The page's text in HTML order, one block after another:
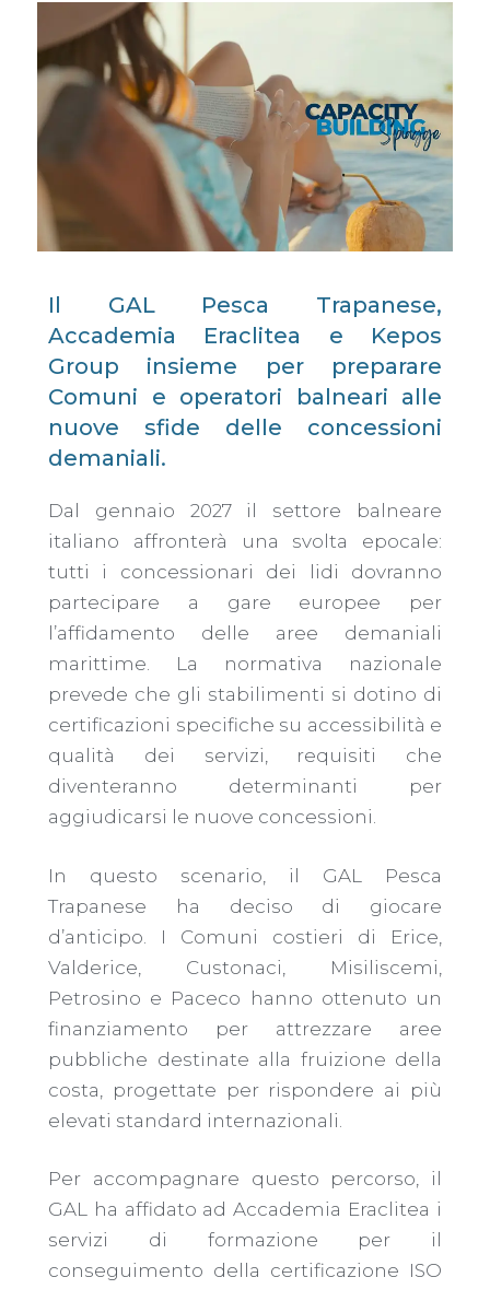
Il GAL Pesca Trapanese,
Accademia Eraclitea e Kepos
Group insieme per preparare
Comuni e operatori balneari alle
nuove sfide delle concessioni
demaniali.
Dal gennaio 2027 il settore balneare
italiano affronterà una svolta epocale:
tutti i concessionari dei lidi dovranno
partecipare a gare europee per
l’affidamento delle aree demaniali
marittime. La normativa nazionale
prevede che gli stabilimenti si dotino di
certificazioni specifiche su accessibilità e
qualità dei servizi, requisiti che
diventeranno determinanti per
aggiudicarsi le nuove concessioni.
In questo scenario, il GAL Pesca
Trapanese ha deciso di giocare
d’anticipo. I Comuni costieri di Erice,
Valderice, Custonaci, Misiliscemi,
Petrosino e Paceco hanno ottenuto un
finanziamento per attrezzare aree
pubbliche destinate alla fruizione della
costa, progettate per rispondere ai più
elevati standard internazionali.
Per accompagnare questo percorso, il
GAL ha affidato ad Accademia Eraclitea i
servizi di formazione per il
conseguimento della certificazione ISO